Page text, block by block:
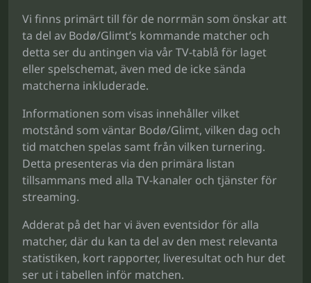
Vi finns primärt till för de norrmän som önskar att
ta del av Bodø/Glimt’s kommande matcher och
detta ser du antingen via vår TV-tablå för laget
eller spelschemat, även med de icke sända
matcherna inkluderade.
Informationen som visas innehåller vilket
motstånd som väntar Bodø/Glimt, vilken dag och
tid matchen spelas samt från vilken turnering.
Detta presenteras via den primära listan
tillsammans med alla TV-kanaler och tjänster för
streaming.
Adderat på det har vi även eventsidor för alla
matcher, där du kan ta del av den mest relevanta
statistiken, kort rapporter, liveresultat och hur det
ser ut i tabellen inför matchen.